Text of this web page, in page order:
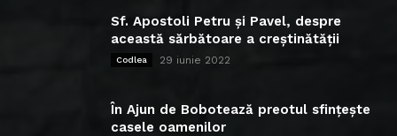
Sf. Apostoli Petru și Pavel, despre
această sărbătoare a creștinătății
Codlea 29 iunie 2022
În Ajun de Bobotează preotul sfințește
casele oamenilor